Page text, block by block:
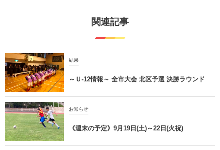
関連記事
結果
～Ｕ-12情報～ 全市大会 北区予選 決勝ラウンド
お知らせ
《週末の予定》9月19日(土)～22日(火祝)